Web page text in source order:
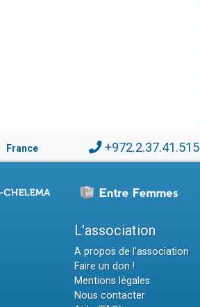
France +972.2.37.41.515
L'association
A propos de l'association
Faire un don !
Mentions légales
Nous contacter